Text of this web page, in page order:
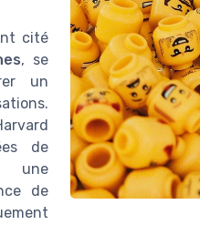
cité
, se
un
de
une
de